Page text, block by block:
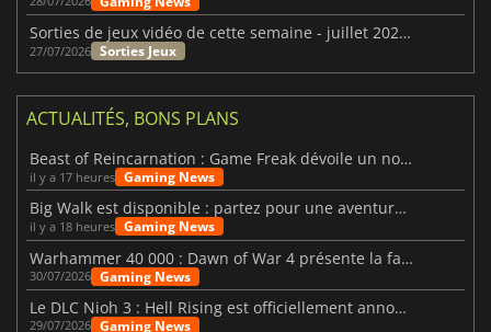
Sorties de jeux vidéo de cette semaine - juillet 2026 (semaine 31)
27/07/2026 Sorties Jeux
ACTUALITÉS, BONS PLANS
Beast of Reincarnation : Game Freak dévoile un nouveau pari
il y a 17 heures Gaming News
Big Walk est disponible : partez pour une aventure entre amis
il y a 18 heures Gaming News
Warhammer 40 000 : Dawn of War 4 présente la faction des Nécrons
30/07/2026 Gaming News
Le DLC Nioh 3 : Hell Rising est officiellement annoncé
29/07/2026 Gaming News